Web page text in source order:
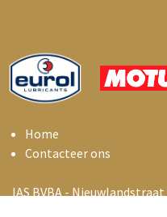
Home
Contacteer ons
IAS BVBA -